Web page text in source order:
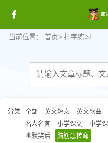
当前位置： 首页> 打字练习
分类 全部 英文短文 英文歌曲
名人名言
小学课文 中学
幽默笑话
脑筋急转弯